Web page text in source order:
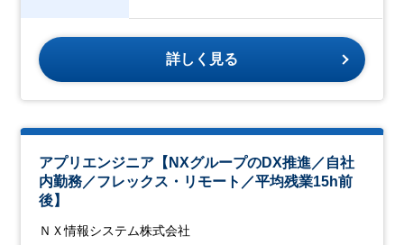
詳しく見る
アプリエンジニア【NXグループのDX推進／自社
内勤務／フレックス・リモート／平均残業15h前
後】
ＮＸ情報システム株式会社